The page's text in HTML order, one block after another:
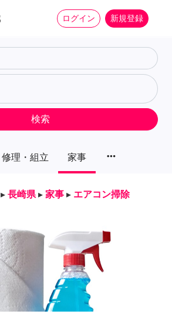
ログイン 新規登録
修理・組立 家事 more_horiz
検索
▸ 長崎県 ▸ 家事 ▸ エアコン掃除